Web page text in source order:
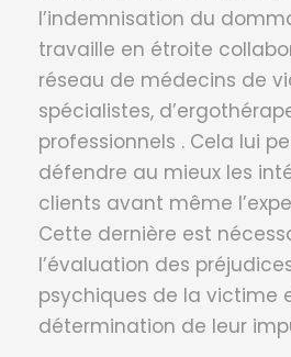
l’indemnisation du
travaille en étroite
réseau de médecins de
spécialistes,
professionnels . Cela lui
défendre au mieux les
clients avant même
Cette dernière est
l’évaluation des
psychiques de la victime
détermination de leur